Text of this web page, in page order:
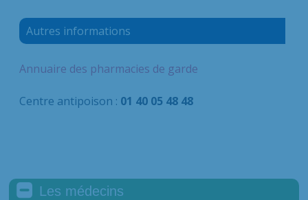
Autres informations
Annuaire des pharmacies de garde
Centre antipoison : 01 40 05 48 48
Les médecins